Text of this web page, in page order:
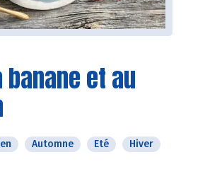
banane et au
Automne Eté
Hiver